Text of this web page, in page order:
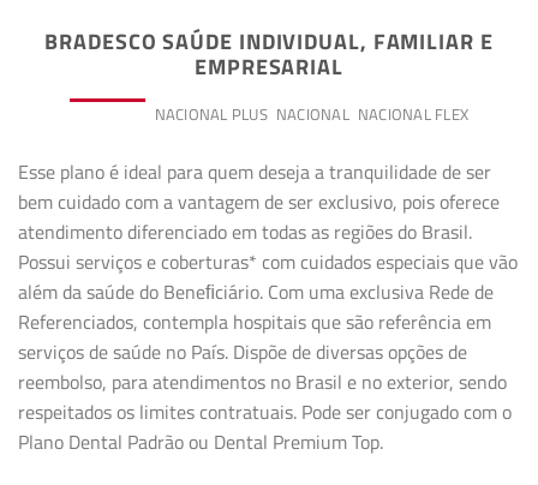
BRADESCO SAÚDE INDIVIDUAL, FAMILIAR E
EMPRESARIAL
NACIONAL PLUS NACIONAL NACIONAL FLEX
Esse plano é ideal para quem deseja a tranquilidade de ser
bem cuidado com a vantagem de ser exclusivo, pois oferece
atendimento diferenciado em todas as regiões do Brasil.
Possui serviços e coberturas* com cuidados especiais que vão
além da saúde do Beneﬁciário. Com uma exclusiva Rede de
Referenciados, contempla hospitais que são referência em
serviços de saúde no País. Dispõe de diversas opções de
reembolso, para atendimentos no Brasil e no exterior, sendo
respeitados os limites contratuais. Pode ser conjugado com o
Plano Dental Padrão ou Dental Premium Top.